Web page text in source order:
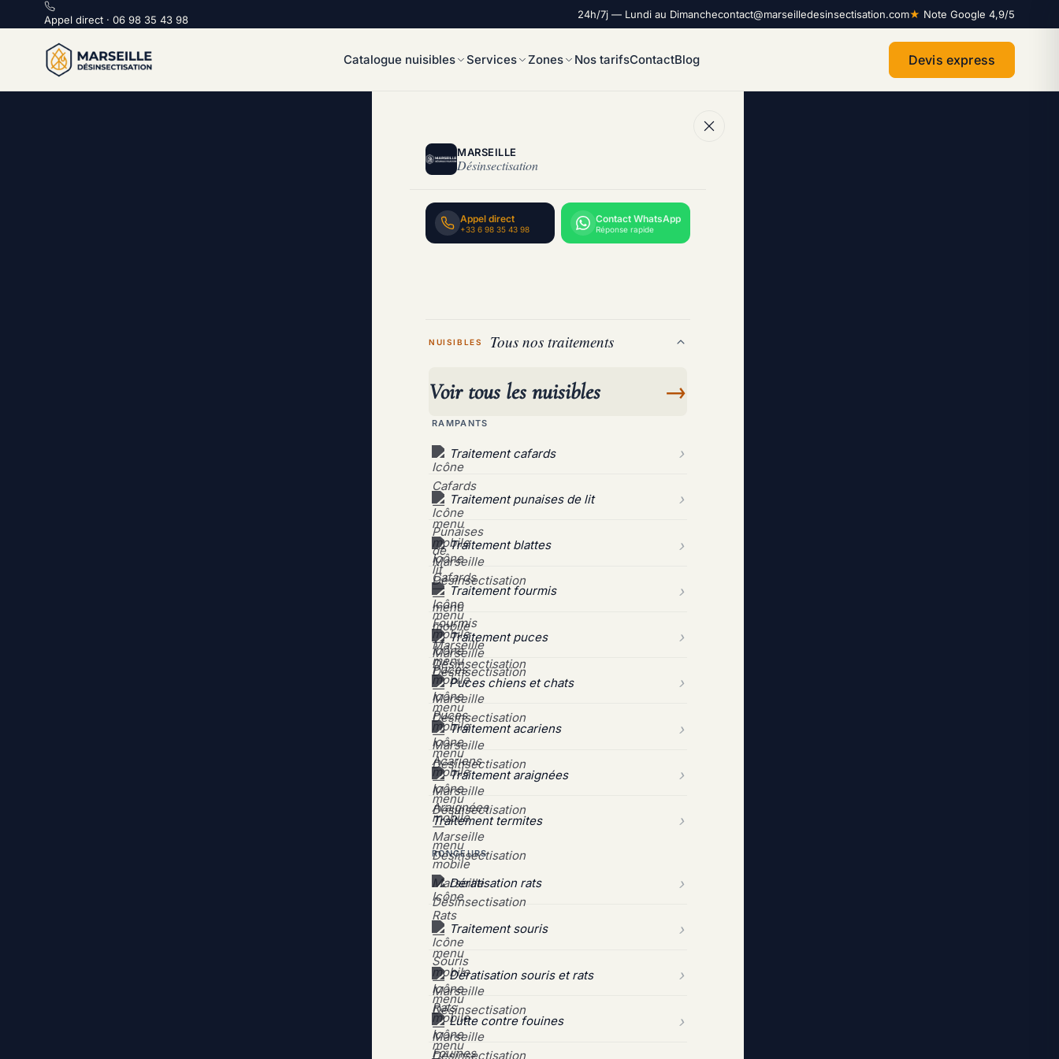
Appel direct :
Appel direct · 06 98 35 43 98 24h/7j — Lundi au Dimanchecontact@marseilledesinsectisation.com★ Note Google 4,9/5
Catalogue nuisibles Services Zones Nos tarifsContactBlog Devis express
MARSEILLE
Désinsectisation
Appel direct
+33 6 98 35 43 98
Contact WhatsApp
Réponse rapide
NUISIBLES Tous nos traitements
Voir tous les nuisibles →
RAMPANTS
Traitement cafards
Traitement punaises de lit
Traitement blattes
Traitement fourmis
Traitement puces
Puces chiens et chats
Traitement acariens
Traitement araignées
Traitement termites
RONGEURS
Dératisation rats
Traitement souris
Dératisation souris et rats
Lutte contre fouines